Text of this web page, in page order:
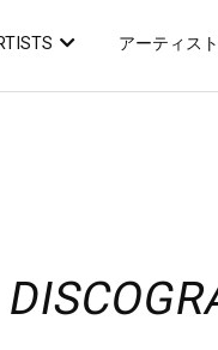
アーティス